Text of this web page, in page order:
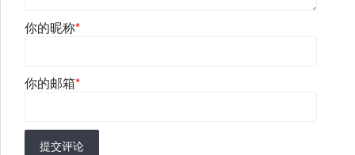
你的昵称*
你的邮箱*
提交评论